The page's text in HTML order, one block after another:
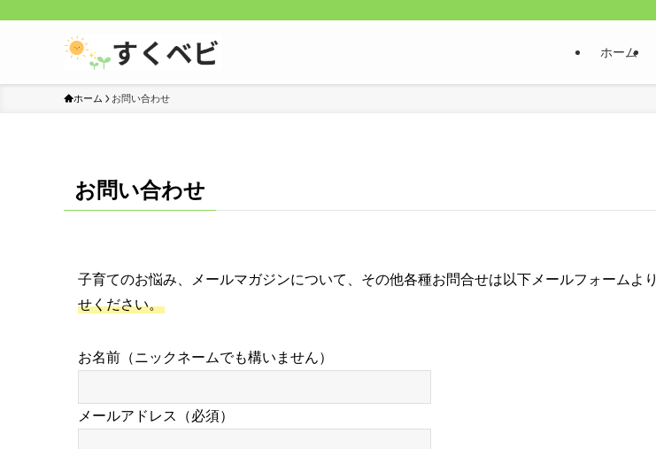
ホーム
ホーム お問い合わせ
お問い合わせ
子育てのお悩み、メールマガジンについて、その他各種お問合せは以下メールフォームより
せください。
お名前（ニックネームでも構いません）
メールアドレス（必須）